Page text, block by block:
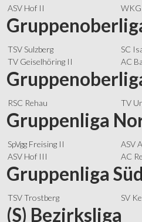
ASV Hof II
TSV Sulzberg SC
TV Geiselhöring II
AC
RSC Rehau TV
Gruppenliga
SpVgg Freising II ASV
ASV Hof III
AC
Gruppenliga Süd
TSV Trostberg SV
(S) Bezirksliga